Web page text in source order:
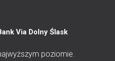
Via Dolny Ślask
poziomie.